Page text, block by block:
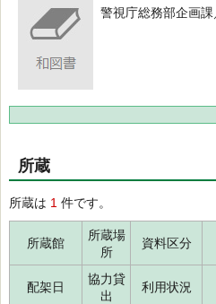
警視庁総務部企画
所蔵
所蔵は 1 件です。
所蔵館
所蔵場
所
資料区分
配架日
協力貸
出
利用状況